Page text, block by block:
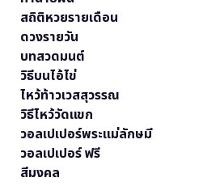
สถิติหวยรายเดือน
ดวงรายวัน
บทสวดมนต์
วิธีบนไอ้ไข่
ไหว้ท้าวเวสสุวรรณ
วิธีไหว้วัดแขก
วอลเปเปอร์พระแม่ลักษมี
วอลเปเปอร์ ฟรี
สีมงคล